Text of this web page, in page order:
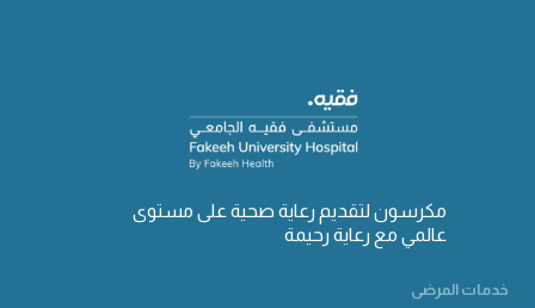
مكرسون لتقديم رعاية صحية على مستوى
عالمي مع رعاية رحيمة
خدمات المرضى